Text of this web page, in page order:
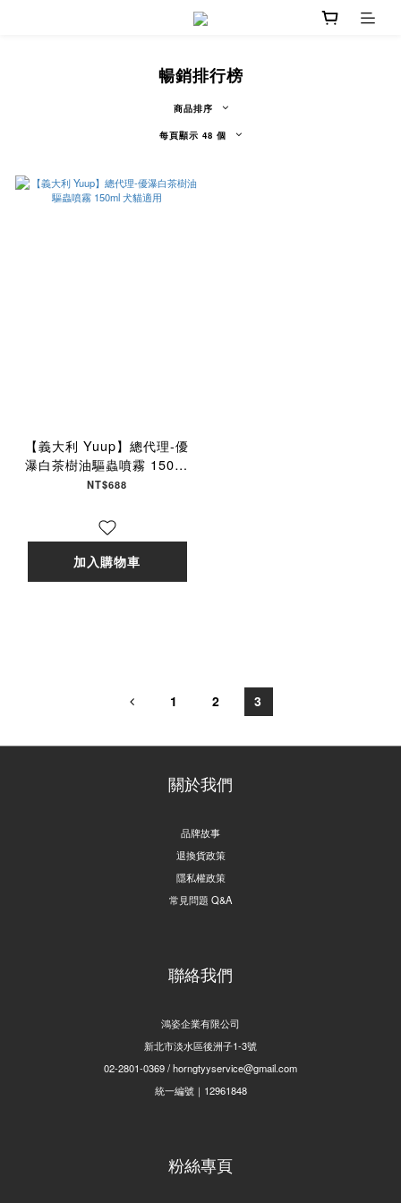
暢銷排行榜
商品排序
每頁顯示 48 個
【義大利 Yuup】總代理-優
瀑白茶樹油驅蟲噴霧 150ml
犬貓適用
NT$688
加入購物車
1 2 3
關於我們
品牌故事
退換貨政策
隱私權政策
常見問題 Q&A
聯絡我們
鴻姿企業有限公司
新北市淡水區後洲子1-3號
02-2801-0369 / horngtyyservice@gmail.com
統一編號｜12961848
粉絲專頁